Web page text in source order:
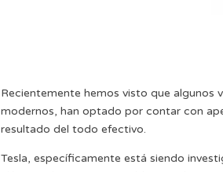
Recientemente hemos visto que algunos
modernos, han optado por contar con
resultado del todo efectivo.
Tesla, específicamente está siendo